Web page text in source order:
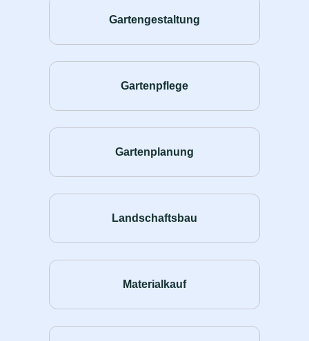
Gartengestaltung
Gartenpflege
Gartenplanung
Landschaftsbau
Materialkauf